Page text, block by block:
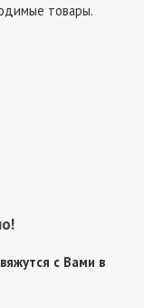
товары.
с Вами в